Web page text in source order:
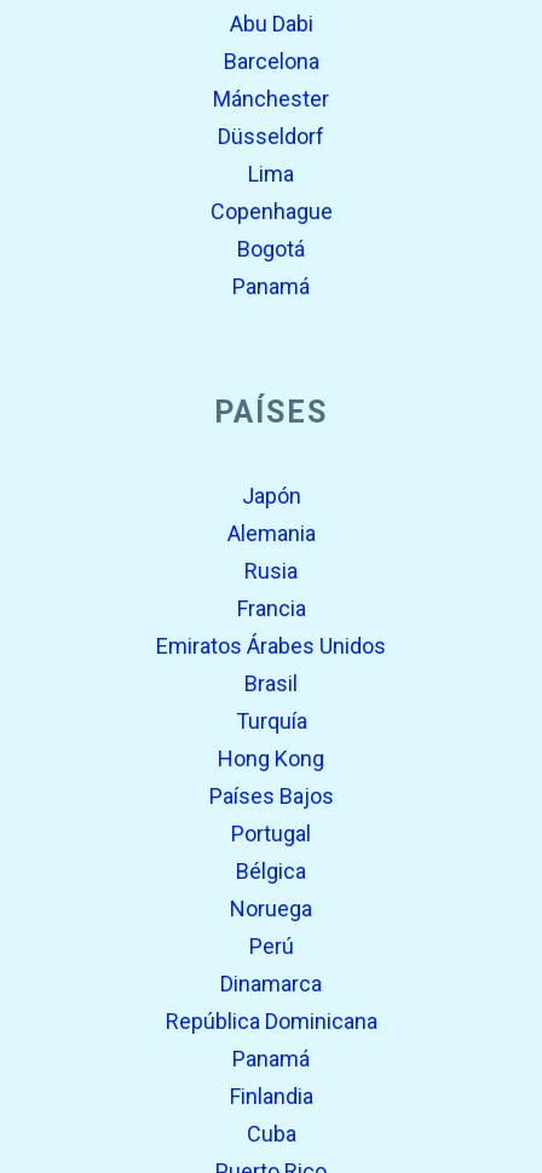
Abu Dabi
Barcelona
Mánchester
Düsseldorf
Lima
Copenhague
Bogotá
Panamá
PAÍSES
Japón
Alemania
Rusia
Francia
Emiratos Árabes Unidos
Brasil
Turquía
Hong Kong
Países Bajos
Portugal
Bélgica
Noruega
Perú
Dinamarca
República Dominicana
Panamá
Finlandia
Cuba